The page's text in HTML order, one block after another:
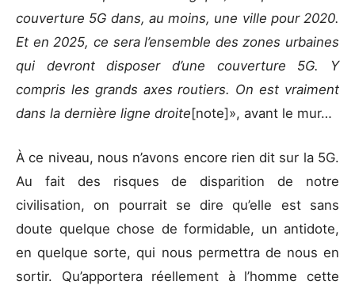
couverture 5G dans, au moins, une ville pour 2020.
Et en 2025, ce sera l’ensemble des zones urbaines
qui devront disposer d’une couverture 5G. Y
compris les grands axes routiers. On est vraiment
dans la dernière ligne droite[note]», avant le mur…
À ce niveau, nous n’avons encore rien dit sur la 5G.
Au fait des risques de disparition de notre
civilisation, on pourrait se dire qu’elle est sans
doute quelque chose de formidable, un antidote,
en quelque sorte, qui nous permettra de nous en
sortir. Qu’apportera réellement à l’homme cette